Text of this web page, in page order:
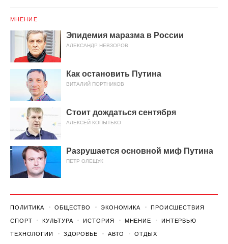
МНЕНИЕ
Эпидемия маразма в России
АЛЕКСАНДР НЕВЗОРОВ
Как остановить Путина
ВИТАЛИЙ ПОРТНИКОВ
Стоит дождаться сентября
АЛЕКСЕЙ КОПЫТЬКО
Разрушается основной миф Путина
ПЕТР ОЛЕЩУК
ПОЛИТИКА ОБЩЕСТВО ЭКОНОМИКА ПРОИСШЕСТВИЯ
СПОРТ КУЛЬТУРА ИСТОРИЯ МНЕНИЕ ИНТЕРВЬЮ
ТЕХНОЛОГИИ ЗДОРОВЬЕ АВТО ОТДЫХ